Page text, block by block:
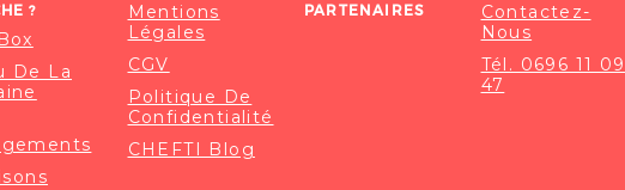
?
De La
Mentions
Légales
CGV
Politique De
Confidentialité
CHEFTI Blog
PARTENAIRES
Contactez-
Nous
Tél. 0696 11 09
47